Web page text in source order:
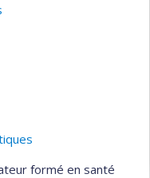
formé en santé